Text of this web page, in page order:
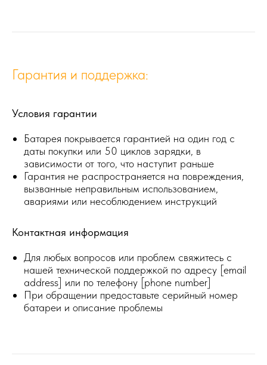
Гарантия и поддержка:
Условия гарантии
Батарея покрывается гарантией на один год с
даты покупки или 50 циклов зарядки, в
зависимости от того, что наступит раньше
Гарантия не распространяется на повреждения,
вызванные неправильным использованием,
авариями или несоблюдением инструкций
Контактная информация
Для любых вопросов или проблем свяжитесь с
нашей технической поддержкой по адресу [email
address] или по телефону [phone number]
При обращении предоставьте серийный номер
батареи и описание проблемы